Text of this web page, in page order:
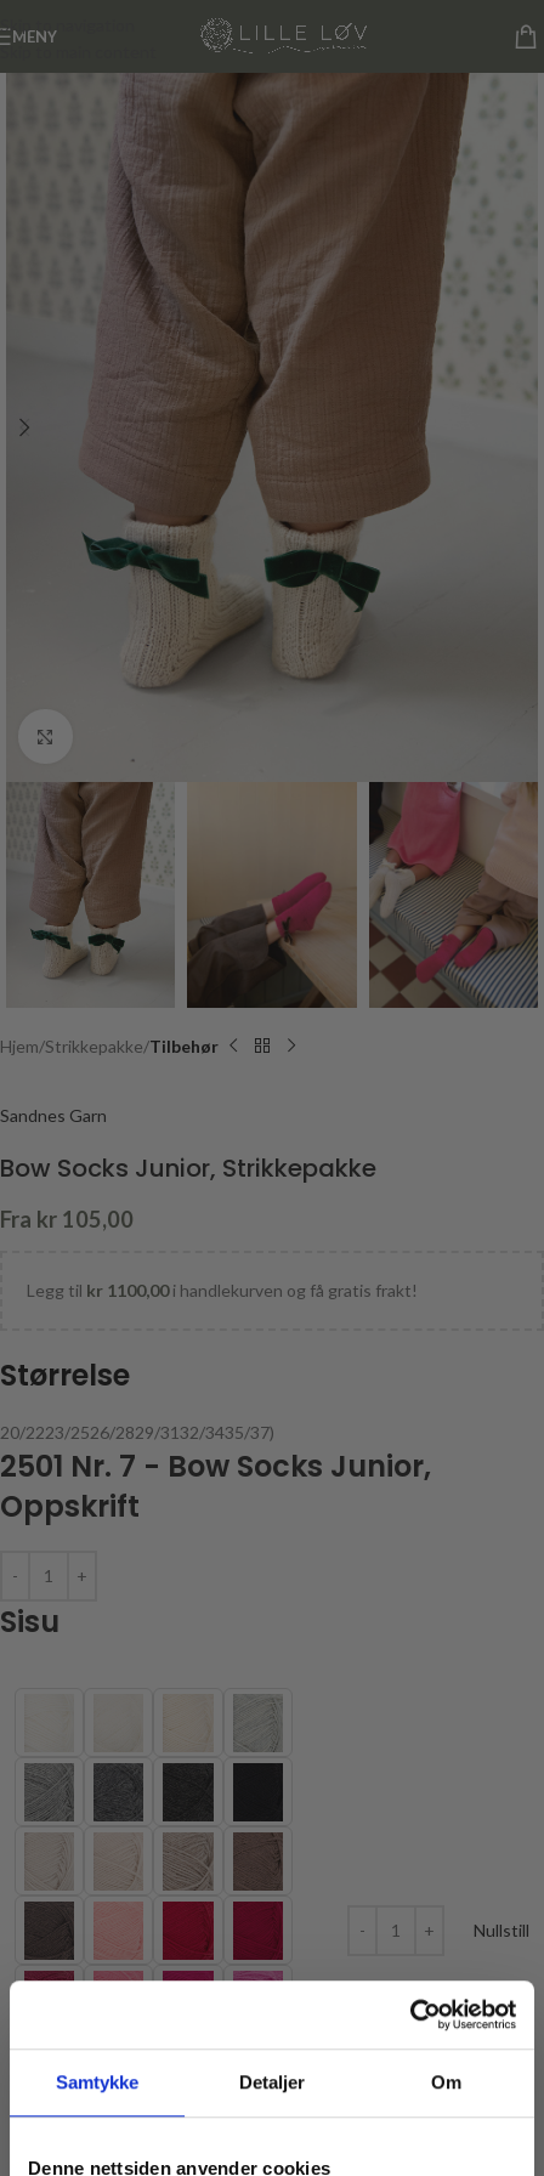
Samtykke Detaljer Om
Denne nettsiden anvender cookies
Skip to navigation
Skip to main content
MENY
Hjem Strikkepakke Tilbehør
Sandnes Garn
Bow Socks Junior, Strikkepakke
Fra kr 105,00
Legg til kr 1100,00i handlekurven og få gratis frakt!
Størrelse
20/2223/2526/2829/3132/3435/37)
2501 Nr. 7 - Bow Socks Junior,
Oppskrift
Sisu
Nullstill